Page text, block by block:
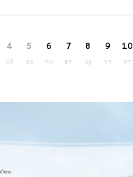
4
сб
5
вс
6
пн
7
вт
8
ср
9
чт
10
пт